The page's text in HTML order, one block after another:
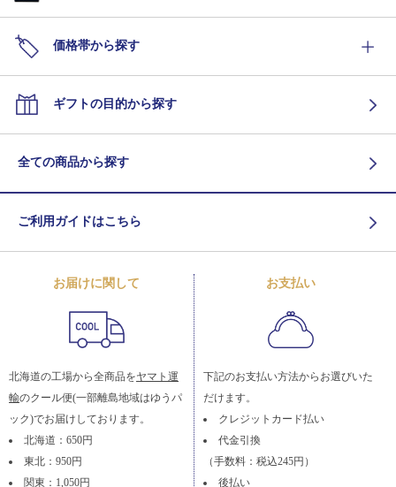
価格帯から探す
ギフトの目的から探す
全ての商品から探す
ご利用ガイドはこちら
お届けに関して
北海道の工場から全商品をヤマト運
輸のクール便(一部離島地域はゆうパ
ック)でお届けしております。
北海道：650円
東北：950円
関東：1,050円
お支払い
下記のお支払い方法からお選びいた
だけます。
クレジットカード払い
代金引換
（手数料：税込245円）
後払い